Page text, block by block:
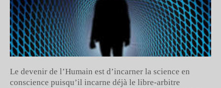
Le devenir de l’Humain est d’incarner la science en
conscience puisqu’il incarne déjà le libre-arbitre